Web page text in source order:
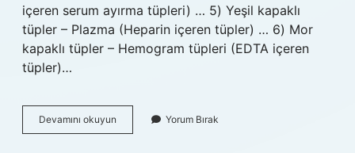
içeren serum ayırma tüpleri) … 5) Yeşil kapaklı
tüpler – Plazma (Heparin içeren tüpler) … 6) Mor
kapaklı tüpler – Hemogram tüpleri (EDTA içeren
tüpler)…
Devamını okuyun
Hangi
Yorum Bırak